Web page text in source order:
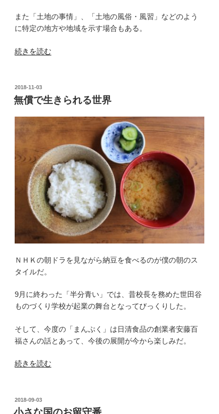
また「土地の事情」、「土地の風俗・風習」などのよう
に特定の地方や地域を示す場合もある。
“「す
「さ
せ
の
続きを読む
投
稿
日:
2018-11-03
無償で生きられる世界
ＮＨＫの朝ドラを見ながら納豆を食べるのが僕の朝のス
タイルだ。
9月に終わった「半分青い」では、昔校長を務めた世田谷
ものづくり学校が起業の舞台となってびっくりした。
そして、今度の「まんぷく」は日清食品の創業者安藤百
福さんの話とあって、今後の展開が今から楽しみだ。
“無
生
き
続きを読む
投
稿
2018-09-03